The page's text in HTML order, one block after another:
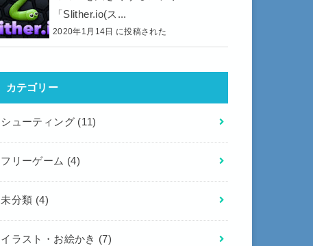
「Slither.io(ス...
2020年1月14日 に投稿された
カテゴリー
シューティング (11)
フリーゲーム (4)
未分類 (4)
イラスト・お絵かき (7)